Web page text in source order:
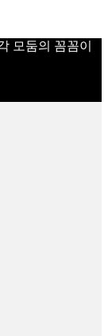
모둠의 꼼꼼이